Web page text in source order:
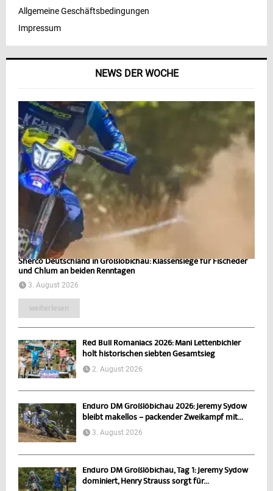
NEWS DER WOCHE
Sherco Deutschland in Großlöbichau: Klassensiege für Fischeder
und Chlum an beiden Renntagen
3. August 2026
weiterlesen
Red Bull Romaniacs 2026: Mani Lettenbichler
holt historischen siebten Gesamtsieg
2. August 2026
Enduro DM Großlöbichau 2026: Jeremy Sydow
bleibt makellos – packender Zweikampf mit...
3. August 2026
Enduro DM Großlöbichau, Tag 1: Jeremy Sydow
dominiert, Henry Strauss sorgt für...
Allgemeine Geschäftsbedingungen
Impressum